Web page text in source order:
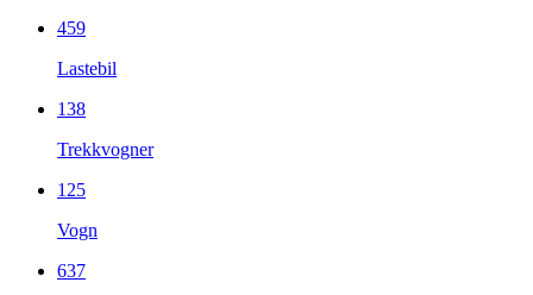
459
Lastebil
138
Trekkvogner
125
Vogn
637